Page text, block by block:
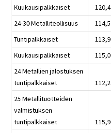
Kuukausipalkkaiset
120,4
24-30 Metalliteollisuus
114,5
Tuntipalkkaiset
113,9
Kuukausipalkkaiset
115,0
24 Metallien jalostuksen
tuntipalkkaiset
112,2
25 Metallituotteiden
valmistuksen
tuntipalkkaiset
115,9